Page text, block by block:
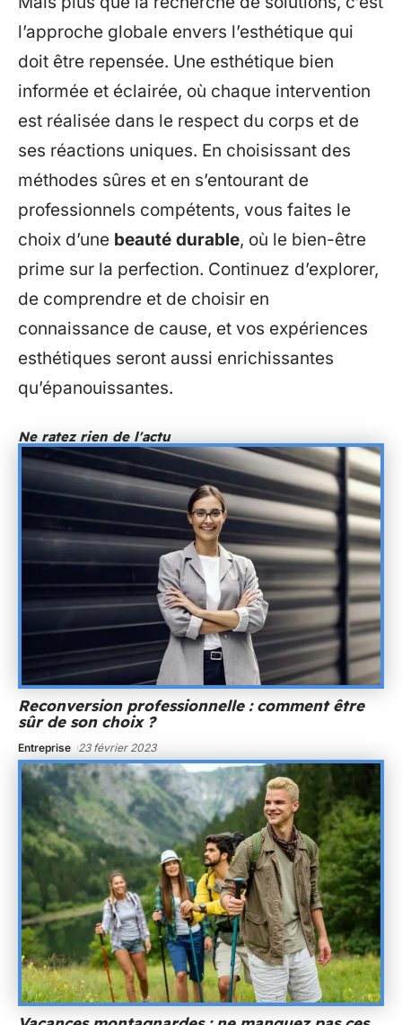
l’approche globale envers l’esthétique qui
doit être repensée. Une esthétique bien
informée et éclairée, où chaque intervention
est réalisée dans le respect du corps et de
ses réactions uniques. En choisissant des
méthodes sûres et en s’entourant de
professionnels compétents, vous faites le
choix d’une beauté durable, où le bien-être
prime sur la perfection. Continuez d’explorer,
de comprendre et de choisir en
connaissance de cause, et vos expériences
esthétiques seront aussi enrichissantes
qu’épanouissantes.
Ne ratez rien de l'actu
Reconversion professionnelle : comment être
sûr de son choix ?
Entreprise 23 février 2023